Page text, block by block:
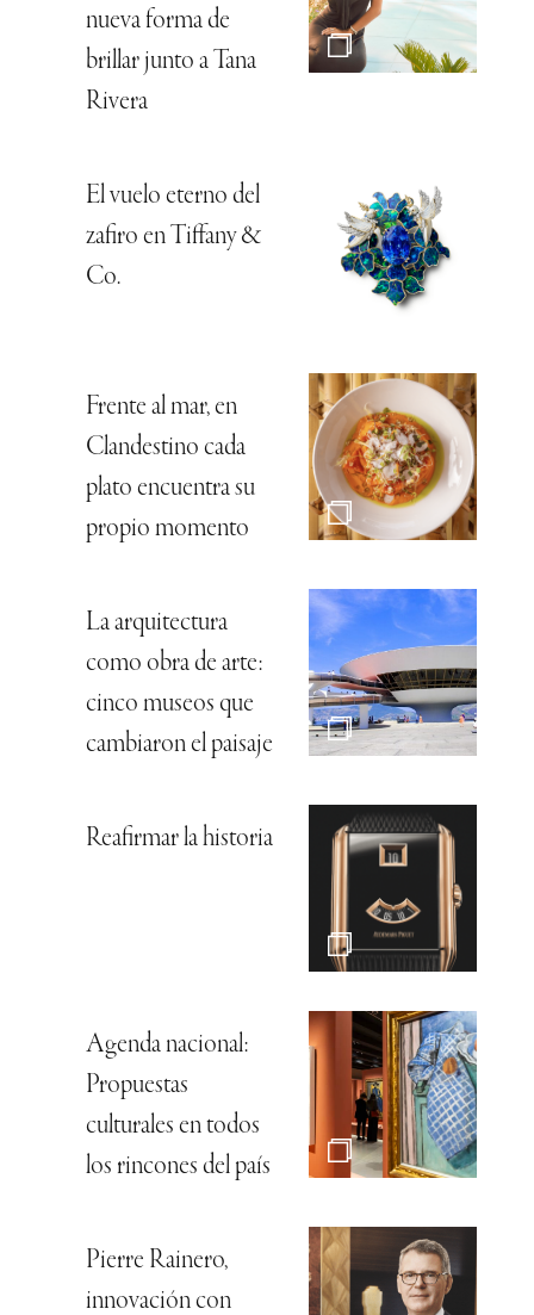
nueva forma de
brillar junto a Tana
Rivera
El vuelo eterno del
zafiro en Tiffany &
Co.
Frente al mar, en
Clandestino cada
plato encuentra su
propio momento
La arquitectura
como obra de arte:
cinco museos que
cambiaron el paisaje
Reafirmar la historia
Agenda nacional:
Propuestas
culturales en todos
los rincones del país
Pierre Rainero,
innovación con